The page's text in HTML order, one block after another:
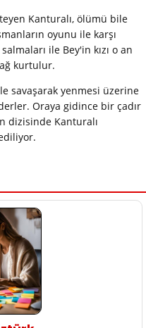
Kanturalı, ölümü bile
oyunu ile karşı
ile Bey'in kızı o an
kurtulur.
savaşarak yenmesi üzerine
Oraya gidince bir çadır
dizisinde Kanturalı